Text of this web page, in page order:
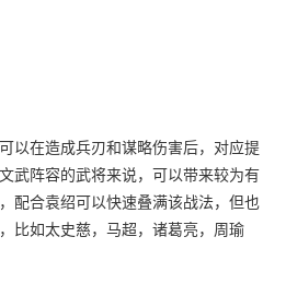
以在造成兵刃和谋略伤害后，对应提
武阵容的武将来说，可以带来较为有
配合袁绍可以快速叠满该战法，但也
比如太史慈，马超，诸葛亮，周瑜